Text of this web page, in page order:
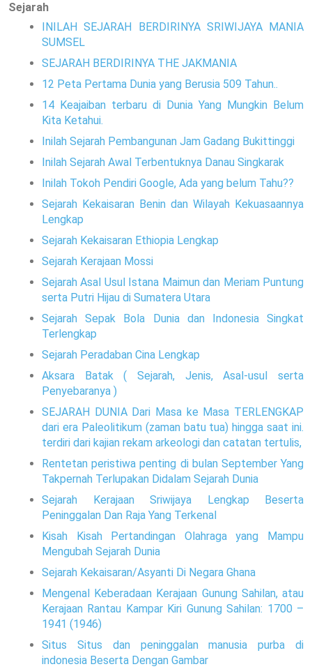
Sejarah
INILAH SEJARAH BERDIRINYA SRIWIJAYA MANIA
SUMSEL
SEJARAH BERDIRINYA THE JAKMANIA
12 Peta Pertama Dunia yang Berusia 509 Tahun..
14 Keajaiban terbaru di Dunia Yang Mungkin Belum
Kita Ketahui.
Inilah Sejarah Pembangunan Jam Gadang Bukittinggi
Inilah Sejarah Awal Terbentuknya Danau Singkarak
Inilah Tokoh Pendiri Google, Ada yang belum Tahu??
Sejarah Kekaisaran Benin dan Wilayah Kekuasaannya
Lengkap
Sejarah Kekaisaran Ethiopia Lengkap
Sejarah Kerajaan Mossi
Sejarah Asal Usul Istana Maimun dan Meriam Puntung
serta Putri Hijau di Sumatera Utara
Sejarah Sepak Bola Dunia dan Indonesia Singkat
Terlengkap
Sejarah Peradaban Cina Lengkap
Aksara Batak ( Sejarah, Jenis, Asal-usul serta
Penyebaranya )
SEJARAH DUNIA Dari Masa ke Masa TERLENGKAP
dari era Paleolitikum (zaman batu tua) hingga saat ini.
terdiri dari kajian rekam arkeologi dan catatan tertulis,
Rentetan peristiwa penting di bulan September Yang
Takpernah Terlupakan Didalam Sejarah Dunia
Sejarah Kerajaan Sriwijaya Lengkap Beserta
Peninggalan Dan Raja Yang Terkenal
Kisah Kisah Pertandingan Olahraga yang Mampu
Mengubah Sejarah Dunia
Sejarah Kekaisaran/Asyanti Di Negara Ghana
Mengenal Keberadaan Kerajaan Gunung Sahilan, atau
Kerajaan Rantau Kampar Kiri Gunung Sahilan: 1700 –
1941 (1946)
Situs Situs dan peninggalan manusia purba di
indonesia Beserta Dengan Gambar